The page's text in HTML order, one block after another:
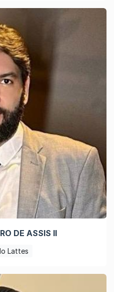
DE ASSIS II
Lattes